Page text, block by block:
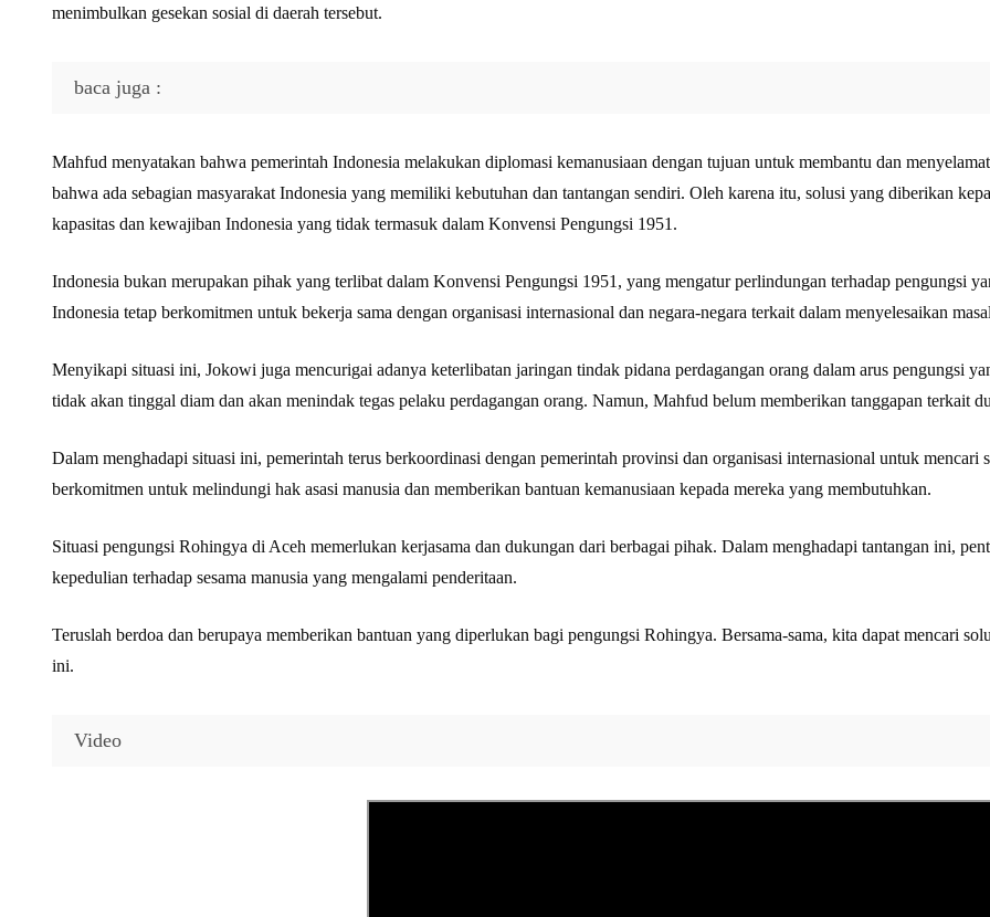
menimbulkan gesekan sosial di daerah tersebut.
baca juga :
Mahfud menyatakan bahwa pemerintah Indonesia melakukan diplomasi kemanusiaan dengan tujuan untuk membantu dan
bahwa ada sebagian masyarakat Indonesia yang memiliki kebutuhan dan tantangan sendiri. Oleh karena itu, solusi yang diberikan
kapasitas dan kewajiban Indonesia yang tidak termasuk dalam Konvensi Pengungsi 1951.
Indonesia bukan merupakan pihak yang terlibat dalam Konvensi Pengungsi 1951, yang mengatur perlindungan terhadap pengungsi
Indonesia tetap berkomitmen untuk bekerja sama dengan organisasi internasional dan negara-negara terkait dalam menyelesaikan
Menyikapi situasi ini, Jokowi juga mencurigai adanya keterlibatan jaringan tindak pidana perdagangan orang dalam arus pengungsi
tidak akan tinggal diam dan akan menindak tegas pelaku perdagangan orang. Namun, Mahfud belum memberikan tanggapan terkait
Dalam menghadapi situasi ini, pemerintah terus berkoordinasi dengan pemerintah provinsi dan organisasi internasional untuk
berkomitmen untuk melindungi hak asasi manusia dan memberikan bantuan kemanusiaan kepada mereka yang membutuhkan.
Situasi pengungsi Rohingya di Aceh memerlukan kerjasama dan dukungan dari berbagai pihak. Dalam menghadapi tantangan ini,
kepedulian terhadap sesama manusia yang mengalami penderitaan.
Teruslah berdoa dan berupaya memberikan bantuan yang diperlukan bagi pengungsi Rohingya. Bersama-sama, kita dapat mencari
ini.
Video